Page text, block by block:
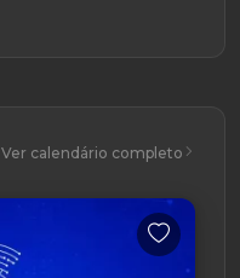
Ver calendário completo